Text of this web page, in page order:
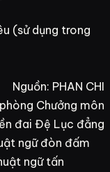
(sử dụng trong
Nguồn: PHAN CHI
Chưởng môn
đai Đệ Lục đẳng
ngữ đòn đấm
ngữ tấn